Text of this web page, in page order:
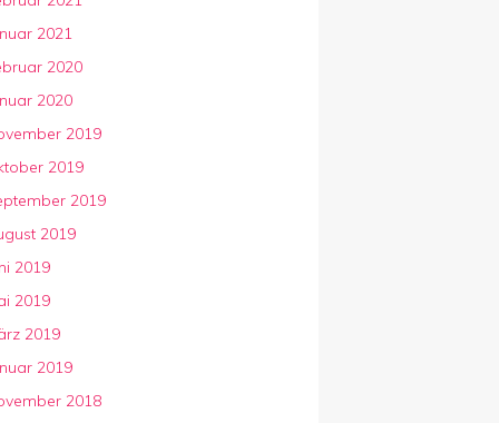
2021
2020
2020
2019
2019
2019
2019
2019
2019
2019
2019
2018